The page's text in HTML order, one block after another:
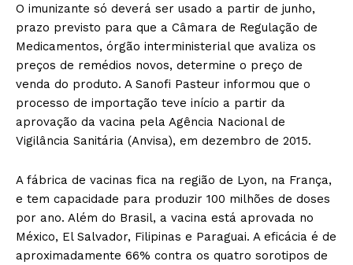
O imunizante só deverá ser usado a partir de junho,
prazo previsto para que a Câmara de Regulação de
Medicamentos, órgão interministerial que avaliza os
preços de remédios novos, determine o preço de
venda do produto. A Sanofi Pasteur informou que o
processo de importação teve início a partir da
aprovação da vacina pela Agência Nacional de
Vigilância Sanitária (Anvisa), em dezembro de 2015.
A fábrica de vacinas fica na região de Lyon, na França,
e tem capacidade para produzir 100 milhões de doses
por ano. Além do Brasil, a vacina está aprovada no
México, El Salvador, Filipinas e Paraguai. A eficácia é de
aproximadamente 66% contra os quatro sorotipos de